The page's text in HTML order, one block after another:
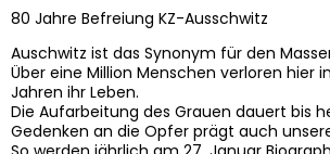
80 Jahre Befreiung KZ-Ausschwitz
Auschwitz ist das Synonym für den
Über eine Million Menschen verloren hier
Jahren ihr Leben.
Die Aufarbeitung des Grauen dauert bis
Gedenken an die Opfer prägt auch